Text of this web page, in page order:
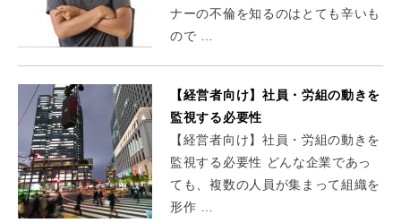
ナーの不倫を知るのはとても辛いも
ので …
【経営者向け】社員・労組の動きを
監視する必要性
【経営者向け】社員・労組の動きを
監視する必要性 どんな企業であっ
ても、複数の人員が集まって組織を
形作 …